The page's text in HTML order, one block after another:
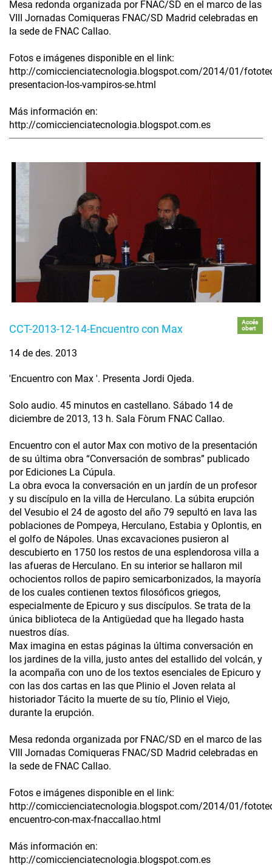
Mesa redonda organizada por FNAC/SD en el marco de las
VIII Jornadas Comiqueras FNAC/SD Madrid celebradas en
la sede de FNAC Callao.
Fotos e imágenes disponible en el link:
http://comiccienciatecnologia.blogspot.com/2014/01/
presentacion-los-vampiros-se.html
Más información en:
http://comiccienciatecnologia.blogspot.com.es
CCT-2013-12-14-Encuentro con Max
Accés
obert
14 de des. 2013
'Encuentro con Max '. Presenta Jordi Ojeda.
Solo audio. 45 minutos en castellano. Sábado 14 de
diciembre de 2013, 13 h. Sala Fòrum FNAC Callao.
Encuentro con el autor Max con motivo de la presentación
de su última obra “Conversación de sombras” publicado
por Ediciones La Cúpula.
La obra evoca la conversación en un jardín de un profesor
y su discípulo en la villa de Herculano. La súbita erupción
del Vesubio el 24 de agosto del año 79 sepultó en lava las
poblaciones de Pompeya, Herculano, Estabia y Oplontis, en
el golfo de Nápoles. Unas excavaciones pusieron al
descubierto en 1750 los restos de una esplendorosa villa a
las afueras de Herculano. En su interior se hallaron mil
ochocientos rollos de papiro semicarbonizados, la mayoría
de los cuales contienen textos filosóficos griegos,
especialmente de Epicuro y sus discípulos. Se trata de la
única biblioteca de la Antigüedad que ha llegado hasta
nuestros días.
Max imagina en estas páginas la última conversación en
los jardines de la villa, justo antes del estallido del volcán, y
la acompaña con uno de los textos esenciales de Epicuro y
con las dos cartas en las que Plinio el Joven relata al
historiador Tácito la muerte de su tío, Plinio el Viejo,
durante la erupción.
Mesa redonda organizada por FNAC/SD en el marco de las
VIII Jornadas Comiqueras FNAC/SD Madrid celebradas en
la sede de FNAC Callao.
Fotos e imágenes disponible en el link:
http://comiccienciatecnologia.blogspot.com/2014/01/
encuentro-con-max-fnaccallao.html
Más información en:
http://comiccienciatecnologia.blogspot.com.es